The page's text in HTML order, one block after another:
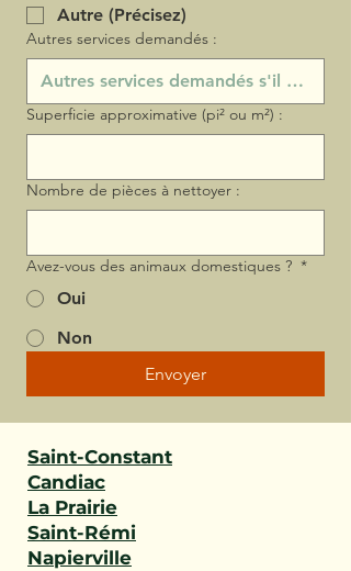
Autre (Précisez)
Autres services demandés :
Superficie approximative (pi² ou m²) :
Nombre de pièces à nettoyer :
Avez-vous des animaux domestiques ? *
Oui
Non
Envoyer
Saint-Constant
Candiac
La Prairie
Saint-Rémi
Napierville